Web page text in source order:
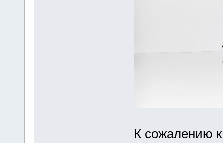
К сожалению